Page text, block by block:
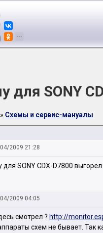
для SONY
Схемы и сервис-мануалы
2009 21:28
для SONY CDX-D7800
2009 04:05
смотрел ? http://
схем не бывает. Так